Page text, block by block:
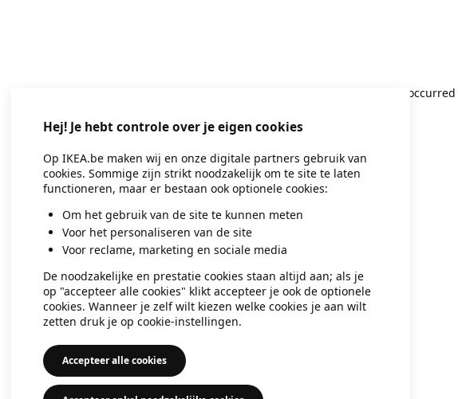
Application error: a client-side exception has occurred
Hej! Je hebt controle over je eigen cookies
Op IKEA.be maken wij en onze digitale partners gebruik van
cookies. Sommige zijn strikt noodzakelijk om te site te laten
functioneren, maar er bestaan ook optionele cookies:
Om het gebruik van de site te kunnen meten
Voor het personaliseren van de site
Voor reclame, marketing en sociale media
De noodzakelijke en prestatie cookies staan altijd aan; als je
op "accepteer alle cookies" klikt accepteer je ook de optionele
cookies. Wanneer je zelf wilt kiezen welke cookies je aan wilt
zetten druk je op cookie-instellingen.
Accepteer alle cookies